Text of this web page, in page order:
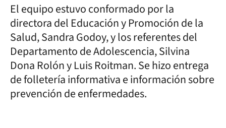
El equipo estuvo conformado por la
directora del Educación y Promoción de la
Salud, Sandra Godoy, y los referentes del
Departamento de Adolescencia, Silvina
Dona Rolón y Luis Roitman. Se hizo entrega
de folletería informativa e información sobre
prevención de enfermedades.